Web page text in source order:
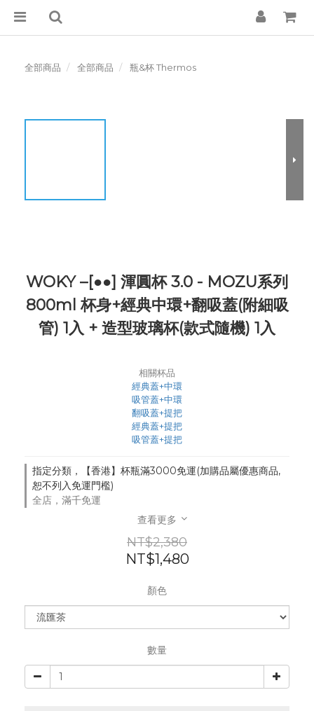
全部商品 全部商品 瓶&杯 Thermos
WOKY –[●●] 渾圓杯 3.0 - MOZU系列
800ml 杯身+經典中環+翻吸蓋(附細吸
管) 1入 + 造型玻璃杯(款式隨機) 1入
相關杯品
經典蓋+中環
吸管蓋+中環
翻吸蓋+提把
經典蓋+提把
吸管蓋+提把
指定分類，【香港】杯瓶滿3000免運(加購品屬優惠商品,
恕不列入免運門檻)
全店，滿千免運
查看更多
NT$2,380
NT$1,480
顏色
數量